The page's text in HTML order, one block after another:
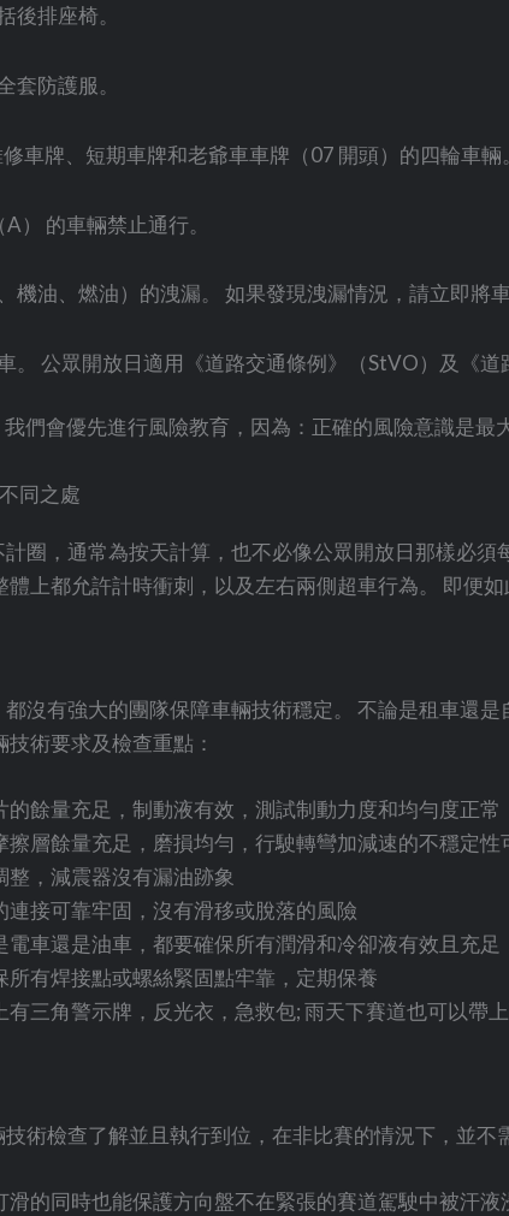
後排座椅。
套防護服。
車牌、短期車牌和老爺車車牌（07 開頭）的四輪車輛。
） 的車輛禁止通行。
機油、燃油）的洩漏。 如果發現洩漏情況，請立即將
。 公眾開放日適用《道路交通條例》（StVO）及《道
們會優先進行風險教育，因為：正確的風險意識是最
同之處
圈，通常為按天計算，也不必像公眾開放日那樣必
上都允許計時衝刺，以及左右兩側超車行為。 即便
沒有強大的團隊保障車輛技術穩定。 不論是租車還
術要求及檢查重點：
餘量充足，制動液有效，測試制動力度和均勻度正常
層餘量充足，磨損均勻，行駛轉彎加減速的不穩定性
，減震器沒有漏油跡象
連接可靠牢固，沒有滑移或脫落的風險
車還是油車，都要確保所有潤滑和冷卻液有效且充足
所有焊接點或螺絲緊固點牢靠，定期保養
有三角警示牌，反光衣，急救包; 雨天下賽道也可以帶
術檢查了解並且執行到位，在非比賽的情況下，並不
滑的同時也能保護方向盤不在緊張的賽道駕駛中被汗液